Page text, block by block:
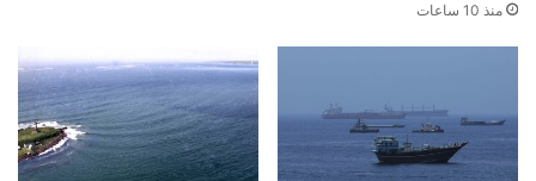
منذ 10 ساعات